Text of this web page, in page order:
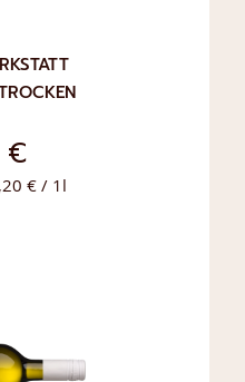
€
€ / 1l
HINZUFÜGEN